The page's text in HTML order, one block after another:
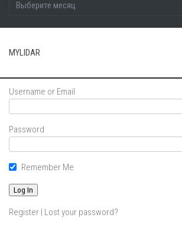
MYLIDAR
Username or Email
Password
Remember Me
Register | Lost your password?